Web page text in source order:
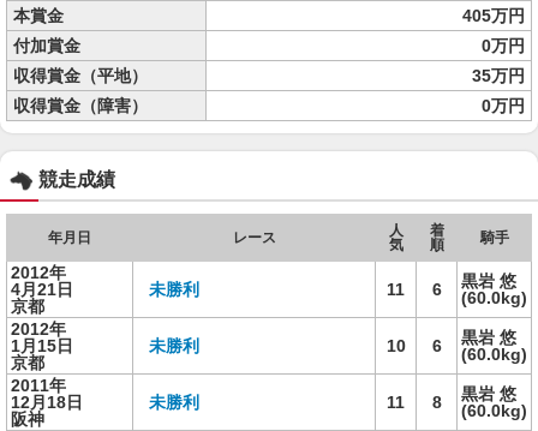
本賞金
405万円
付加賞金
0万円
収得賞金（平地）
35万円
収得賞金（障害）
0万円
競走成績
年月日 レース
人
気
着
順
騎手
2012年
4月21日
京都
未勝利 11 6
黒岩 悠
(60.0kg)
2012年
1月15日
京都
未勝利 10 6
黒岩 悠
(60.0kg)
2011年
12月18日
阪神
未勝利 11 8
黒岩 悠
(60.0kg)